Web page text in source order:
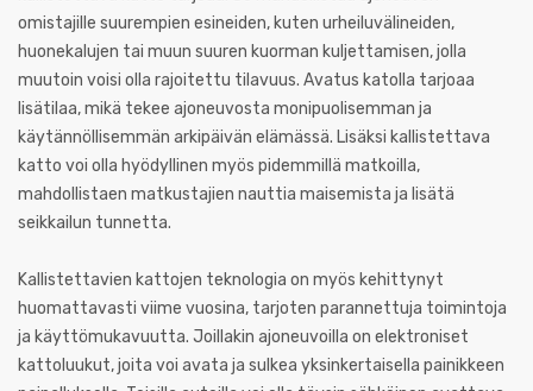
omistajille suurempien esineiden, kuten urheiluvälineiden,
huonekalujen tai muun suuren kuorman kuljettamisen, jolla
muutoin voisi olla rajoitettu tilavuus. Avatus katolla tarjoaa
lisätilaa, mikä tekee ajoneuvosta monipuolisemman ja
käytännöllisemmän arkipäivän elämässä. Lisäksi kallistettava
katto voi olla hyödyllinen myös pidemmillä matkoilla,
mahdollistaen matkustajien nauttia maisemista ja lisätä
seikkailun tunnetta.
Kallistettavien kattojen teknologia on myös kehittynyt
huomattavasti viime vuosina, tarjoten parannettuja toimintoja
ja käyttömukavuutta. Joillakin ajoneuvoilla on elektroniset
kattoluukut, joita voi avata ja sulkea yksinkertaisella painikkeen